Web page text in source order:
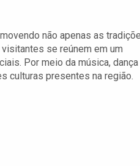
não apenas as
se reúnem em um
Por meio da música, dança
culturas presentes na região.